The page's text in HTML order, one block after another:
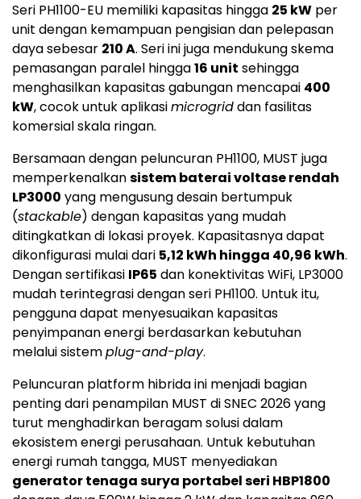
Seri PH1100-EU memiliki kapasitas hingga 25 kW per
unit dengan kemampuan pengisian dan pelepasan
daya sebesar 210 A. Seri ini juga mendukung skema
pemasangan paralel hingga16 unit sehingga
menghasilkan kapasitas gabungan mencapai 400
kW, cocok untuk aplikasimicrogriddan fasilitas
komersial skala ringan.
Bersamaan dengan peluncuran PH1100, MUST juga
memperkenalkansistem baterai voltase rendah
LP3000 yang mengusung desain bertumpuk
(stackable) dengan kapasitas yang mudah
ditingkatkan di lokasi proyek. Kapasitasnya dapat
dikonfigurasi mulai dari 5,12 kWh hingga 40,96 kWh.
Dengan sertifikasi IP65 dan konektivitas WiFi, LP3000
mudah terintegrasi dengan seri PH1100. Untuk itu,
pengguna dapat menyesuaikan kapasitas
penyimpanan energi berdasarkan kebutuhan
melalui sistemplug-and-play.
Peluncuran platform hibrida ini menjadi bagian
penting dari penampilan MUST di SNEC 2026 yang
turut menghadirkan beragam solusi dalam
ekosistem energi perusahaan. Untuk kebutuhan
energi rumah tangga, MUST menyediakan
generator tenaga surya portabel seri HBP1800